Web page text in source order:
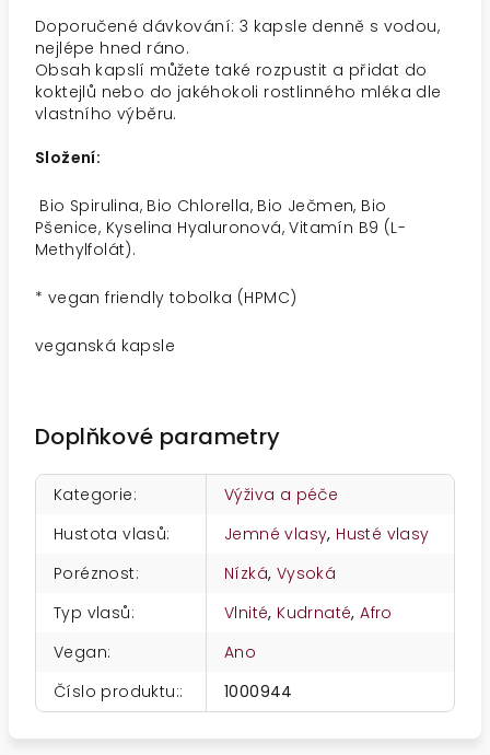
Doporučené dávkování: 3 kapsle denně s vodou,
nejlépe hned ráno.
Obsah kapslí můžete také rozpustit a přidat do
koktejlů nebo do jakéhokoli rostlinného mléka dle
vlastního výběru.
Složení:
Bio Spirulina, Bio Chlorella, Bio Ječmen, Bio
Pšenice, Kyselina Hyaluronová, Vitamín B9 (L-
Methylfolát).
* vegan friendly tobolka (HPMC)
veganská kapsle
Doplňkové parametry
Kategorie:
Výživa a péče
Hustota vlasů: Jemné vlasy, Husté vlasy
Poréznost: Nízká, Vysoká
Typ vlasů: Vlnité, Kudrnaté,Afro
Vegan:
Ano
Číslo produktu:: 1000944